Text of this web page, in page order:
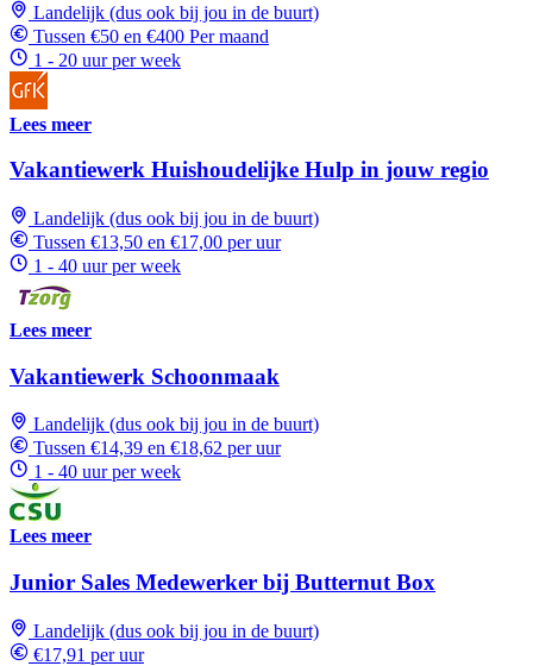
Landelijk (dus ook bij jou in de buurt)
Tussen €50 en €400 Per maand
1 - 20 uur per week
Lees meer
Vakantiewerk Huishoudelijke Hulp in jouw regio
Landelijk (dus ook bij jou in de buurt)
Tussen €13,50 en €17,00 per uur
1 - 40 uur per week
Lees meer
Vakantiewerk Schoonmaak
Landelijk (dus ook bij jou in de buurt)
Tussen €14,39 en €18,62 per uur
1 - 40 uur per week
Lees meer
Junior Sales Medewerker bij Butternut Box
Landelijk (dus ook bij jou in de buurt)
€17,91 per uur